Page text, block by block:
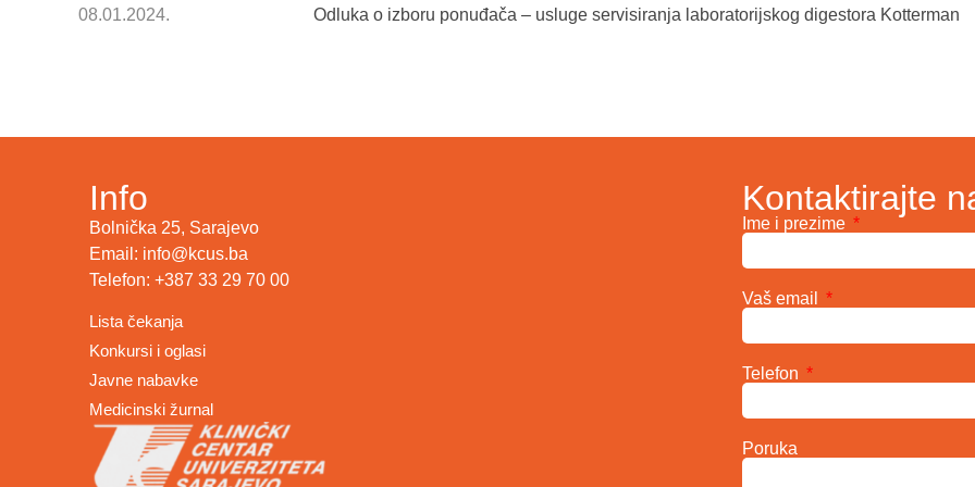
08.01.2024. Odluka o izboru ponuđača – usluge servisiranja laboratorijskog digestora Kotterman
Info
Bolnička 25, Sarajevo
Email: info@kcus.ba
Telefon: +387 33 29 70 00
Lista čekanja
Konkursi i oglasi
Javne nabavke
Medicinski žurnal
Kontaktirajte
Ime i prezime
Vaš email
Telefon
Poruka